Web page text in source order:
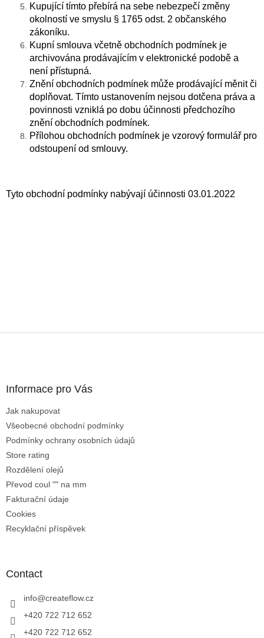
Kupující tímto přebírá na sebe nebezpečí změny
okolností ve smyslu § 1765 odst. 2 občanského
zákoníku.
Kupní smlouva včetně obchodních podmínek je
archivována prodávajícím v elektronické podobě a
není přístupná.
Znění obchodních podmínek může prodávající měnit či
doplňovat. Tímto ustanovením nejsou dotčena práva a
povinnosti vzniklá po dobu účinnosti předchozího
znění obchodních podmínek.
Přílohou obchodních podmínek je vzorový formulář pro
odstoupení od smlouvy.
Tyto obchodní podmínky nabývají účinnosti 03.01.2022
Informace pro Vás
Jak nakupovat
Všeobecné obchodní podmínky
Podmínky ochrany osobních údajů
Store rating
Rozdělení olejů
Převod coul "" na mm
Fakturační údaje
Cookies
Recyklační příspěvek
Contact
info@createflow.cz
+420 722 712 652
+420 722 712 652